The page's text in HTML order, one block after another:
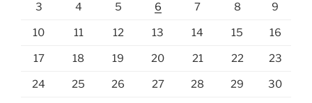
3 4 5 6 7 8 9
10 11 12 13 14 15 16
17 18 19 20 21 22 23
24 25 26 27 28 29 30